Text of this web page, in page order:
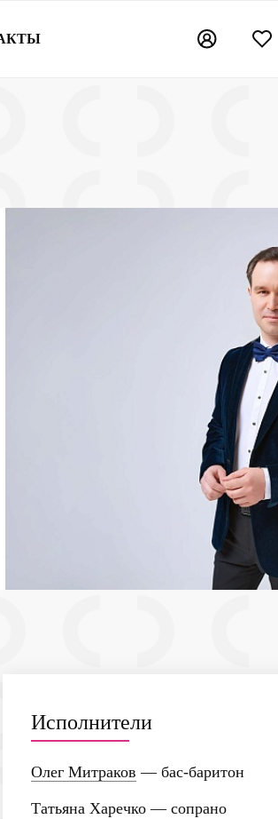
Исполнители
Олег Митраков — бас-баритон
Татьяна Харечко — сопрано